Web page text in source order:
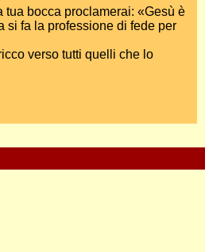
bocca proclamerai: «Gesù è
si fa la professione di fede per
verso tutti quelli che lo